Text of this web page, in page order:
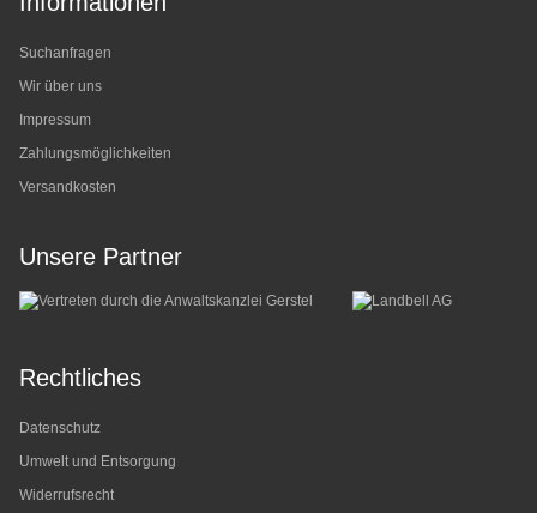
Suchanfragen
Wir über uns
Impressum
Zahlungsmöglichkeiten
Versandkosten
Unsere Partner
Rechtliches
Datenschutz
Umwelt und Entsorgung
Widerrufsrecht